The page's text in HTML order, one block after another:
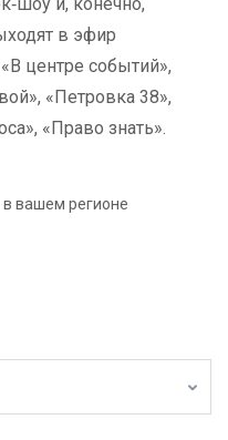
в эфир
центре событий»,
«Петровка 38»,
«Право знать».
вашем регионе